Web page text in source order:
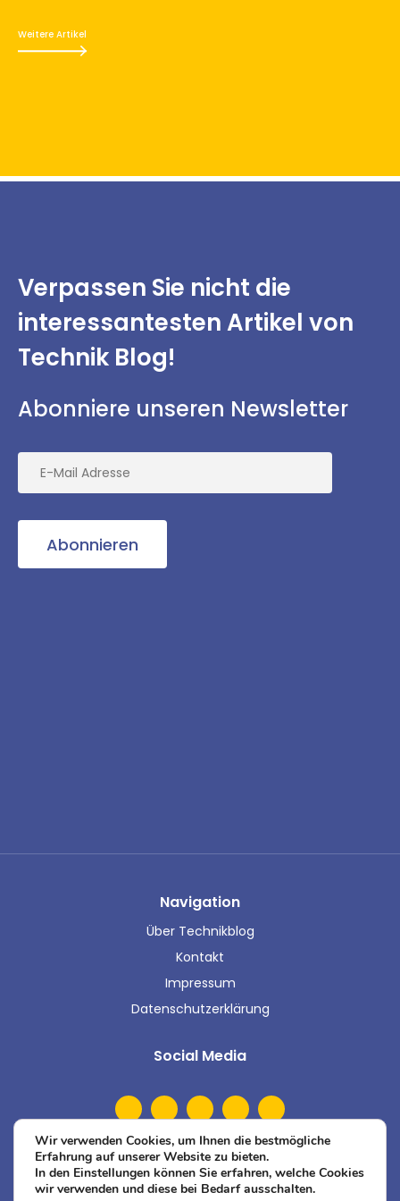
Weitere Artikel
Verpassen Sie nicht die
interessantestenArtikel von
Technik Blog!
Abonniere unseren Newsletter
Abonnieren
Navigation
Über Technikblog
Kontakt
Impressum
Datenschutzerklärung
Social Media
Wir verwenden Cookies, um Ihnen die bestmögliche
Erfahrung auf unserer Website zu bieten.
In den Einstellungen können Sie erfahren, welche Cookies
wir verwenden und diese bei Bedarf ausschalten.